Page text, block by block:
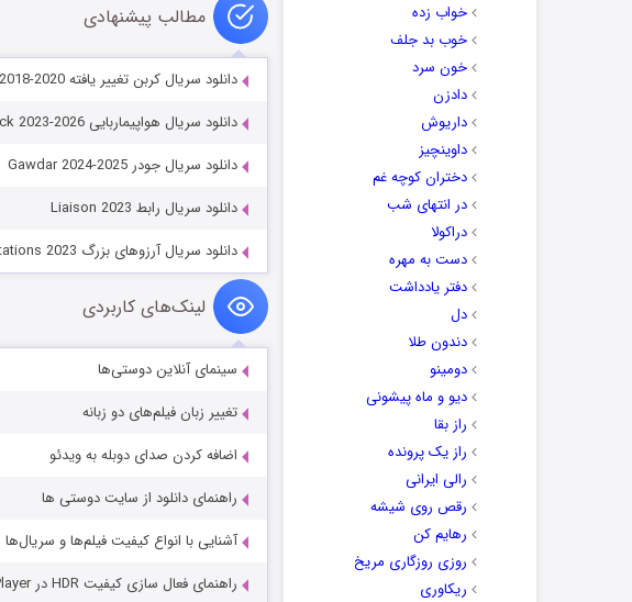
خواب زده
خوب بد جلف
خون سرد
دادزن
داریوش
داوینچیز
دختران کوچه غم
در انتهای شب
دراکولا
دست به مهره
دفتر یادداشت
دل
دندون طلا
دومینو
دیو و ماه پیشونی
راز بقا
راز یک پرونده
رالی ایرانی
رقص روی شیشه
رهایم کن
روزی روزگاری مریخ
ریکاوری
مطالب پیشنهادی
دانلود سریال کربن تغییر یافته Altered Carbon 2018-2020
دانلود سریال هواپیماربایی Hijack 2023-2026
دانلود سریال جودر Gawdar 2024-2025
دانلود سریال رابط Liaison 2023
دانلود سریال آرزوهای بزرگ Great Expectations 2023
لینک‌های کاربردی
سینمای آنلاین دوستی‌ها
تغییر زبان فیلم‌های دو زبانه
اضافه کردن صدای دوبله به ویدئو
راهنمای دانلود از سایت دوستی ها
آشنایی با انواع کیفیت فیلم‌ها و سریال‌ها
راهنمای فعال سازی کیفیت HDR در PotPlayer